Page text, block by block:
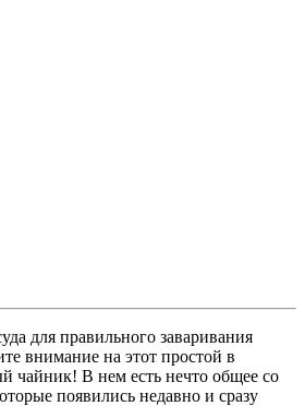
для правильного заваривания
внимание на этот простой в
чайник! В нем есть нечто общее со
появились недавно и сразу